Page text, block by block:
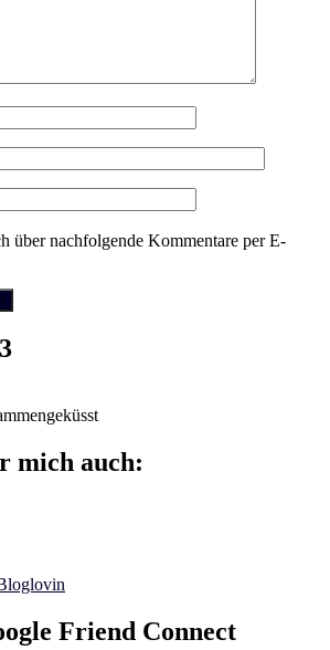
über nachfolgende Kommentare per E-
mich auch:
Friend Connect